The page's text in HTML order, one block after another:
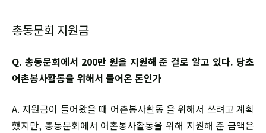
총동문회 지원금
Q. 총동문회에서 200만 원을 지원해 준 걸로 알고 있다. 당초
어촌봉사활동을 위해서 들어온 돈인가
A. 지원금이 들어왔을 때 어촌봉사활동 을 위해서 쓰려고 계획
했지만, 총동문회에서 어촌봉사활동을 위해 지원해 준 금액은